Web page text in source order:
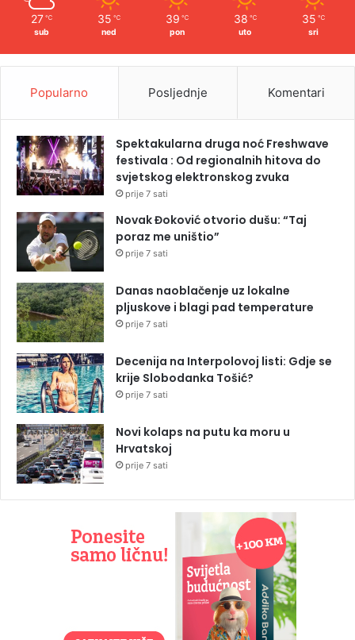
27 ℃
sub
35 ℃
ned
39 ℃
pon
38 ℃
uto
35 ℃
sri
Popularno Posljednje Komentari
Spektakularna druga noć Freshwave
festivala : Od regionalnih hitova do
svjetskog elektronskog zvuka
prije 7 sati
Novak Đoković otvorio dušu: “Taj
poraz me uništio”
prije 7 sati
Danas naoblačenje uz lokalne
pljuskove i blagi pad temperature
prije 7 sati
Decenija na Interpolovoj listi: Gdje se
krije Slobodanka Tošić?
prije 7 sati
Novi kolaps na putu ka moru u
Hrvatskoj
prije 7 sati